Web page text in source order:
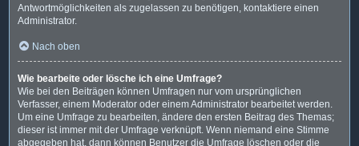
Antwortmöglichkeiten als zugelassen zu benötigen, kontaktiere einen
Administrator.
Nach oben
Wie bearbeite oder lösche ich eine Umfrage?
Wie bei den Beiträgen können Umfragen nur vom ursprünglichen
Verfasser, einem Moderator oder einem Administrator bearbeitet werden.
Um eine Umfrage zu bearbeiten, ändere den ersten Beitrag des Themas;
dieser ist immer mit der Umfrage verknüpft. Wenn niemand eine Stimme
abgegeben hat, dann können Benutzer die Umfrage löschen oder die